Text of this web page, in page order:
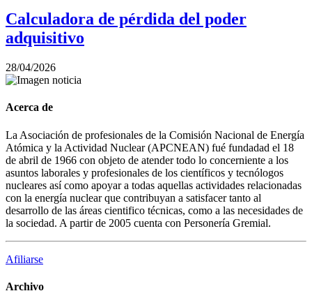
Calculadora de pérdida del poder
adquisitivo
28/04/2026
Acerca de
La Asociación de profesionales de la Comisión Nacional de Energía
Atómica y la Actividad Nuclear (APCNEAN) fué fundadad el 18
de abril de 1966 con objeto de atender todo lo concerniente a los
asuntos laborales y profesionales de los científicos y tecnólogos
nucleares así como apoyar a todas aquellas actividades relacionadas
con la energía nuclear que contribuyan a satisfacer tanto al
desarrollo de las áreas cientifico técnicas, como a las necesidades de
la sociedad. A partir de 2005 cuenta con Personería Gremial.
Afiliarse
Archivo